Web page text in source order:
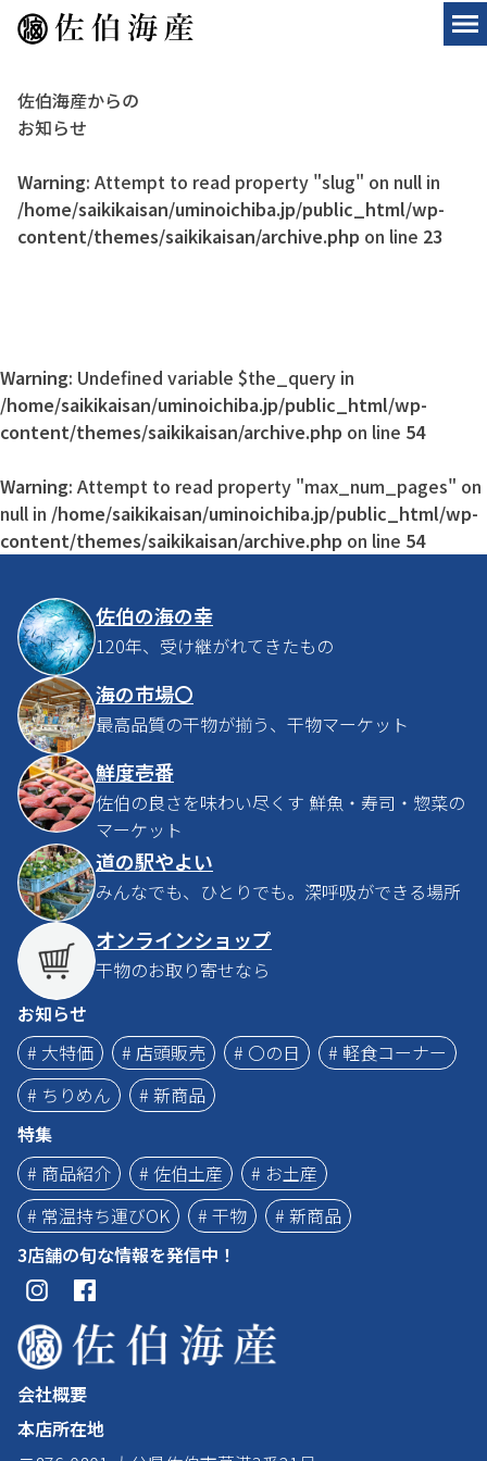
佐伯海産からの
お知らせ
Warning: Attempt to read property "slug" on null in
/home/saikikaisan/uminoichiba.jp/public_html/wp-
content/themes/saikikaisan/archive.php on line 23
Warning: Undefined variable $the_query in
/home/saikikaisan/uminoichiba.jp/public_html/wp-
content/themes/saikikaisan/archive.php on line 54
Warning: Attempt to read property "max_num_pages" on
null in /home/saikikaisan/uminoichiba.jp/public_html/wp-
content/themes/saikikaisan/archive.php on line 54
会社概要
本店所在地
佐伯の海の幸
120年、受け継がれてきたもの
海の市場〇
最高品質の干物が揃う、干物マーケット
鮮度壱番
佐伯の良さを味わい尽くす 鮮魚・寿司・惣菜の
マーケット
道の駅やよい
みんなでも、ひとりでも。深呼吸ができる場所
オンラインショップ
干物のお取り寄せなら
お知らせ
# 大特価
# 店頭販売 # 〇の日
# 軽食コーナー
# ちりめん
# 新商品
特集
# 商品紹介
# 佐伯土産
# お土産
# 常温持ち運びOK
# 干物
# 新商品
3店舗の旬な情報を発信中！